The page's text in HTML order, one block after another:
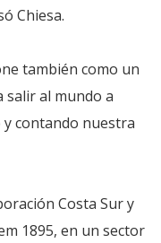
Chiesa.
también como un
salir al mundo a
contando nuestra
Costa Sur y
1895, en un sector